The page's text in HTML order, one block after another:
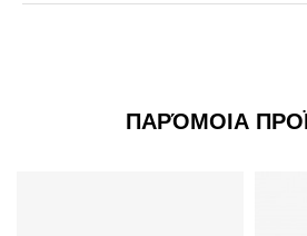
ΠΑΡΌΜΟΙΑ